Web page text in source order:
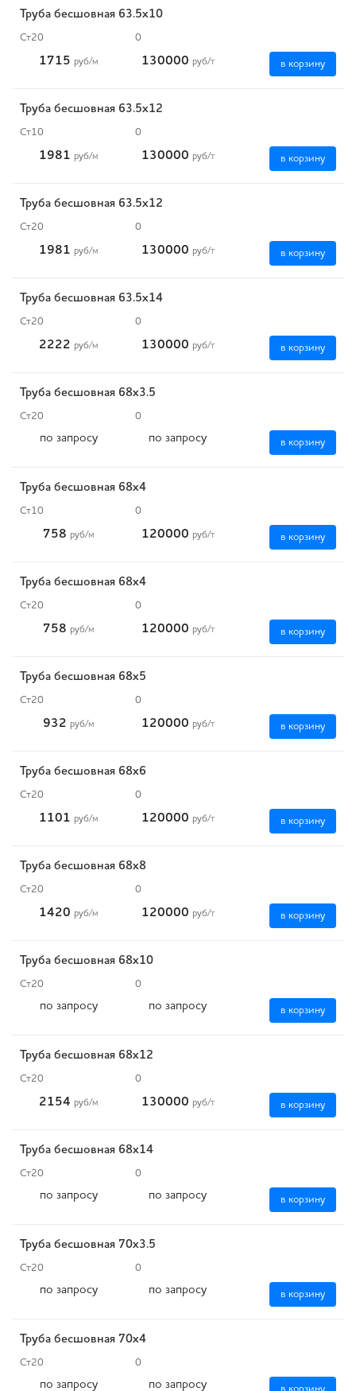
Труба бесшовная 63.5х10
Ст20 0
1715 руб/м 130000 руб/т в корзину
Труба бесшовная 63.5х12
Ст10 0
1981 руб/м 130000 руб/т в корзину
Труба бесшовная 63.5х12
Ст20 0
1981 руб/м 130000 руб/т в корзину
Труба бесшовная 63.5х14
Ст20 0
2222 руб/м 130000 руб/т в корзину
Труба бесшовная 68х3.5
Ст20 0
по запросу по запросу в корзину
Труба бесшовная 68х4
Ст10 0
758 руб/м 120000 руб/т в корзину
Труба бесшовная 68х4
Ст20 0
758 руб/м 120000 руб/т в корзину
Труба бесшовная 68х5
Ст20 0
932 руб/м 120000 руб/т в корзину
Труба бесшовная 68х6
Ст20 0
1101 руб/м 120000 руб/т в корзину
Труба бесшовная 68х8
Ст20 0
1420 руб/м 120000 руб/т в корзину
Труба бесшовная 68х10
Ст20 0
по запросу по запросу в корзину
Труба бесшовная 68х12
Ст20 0
2154 руб/м 130000 руб/т в корзину
Труба бесшовная 68х14
Ст20 0
по запросу по запросу в корзину
Труба бесшовная 70х3.5
Ст20 0
по запросу по запросу в корзину
Труба бесшовная 70х4
Ст20 0
по запросу по запросу